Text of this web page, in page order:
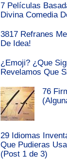
7 Películas
Divina Comedia
3817 Refranes
De Idea!
¿Emoji? ¿Que
Revelamos Que
76
29 Idiomas
Que Pudieras
(Post 1 de 3)